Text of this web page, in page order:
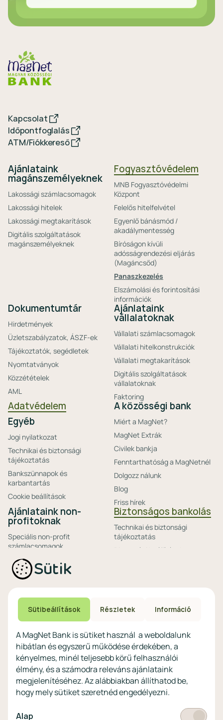
Kapcsolat
Időpontfoglalás
ATM/Fiókkereső
Ajánlataink
magánszemélyeknek
Lakossági számlacsomagok
Lakossági hitelek
Lakossági megtakarítások
Digitális szolgáltatások
magánszemélyeknek
Fogyasztóvédelem
MNB Fogyasztóvédelmi
Központ
Felelős hitelfelvétel
Egyenlő bánásmód /
akadálymentesség
Bíróságon kívüli
adósságrendezési eljárás
(Magáncsőd)
Panaszkezelés
Elszámolási és forintosítási
információk
Dokumentumtár
Hirdetmények
Üzletszabályzatok, ÁSZF-ek
Tájékoztatók, segédletek
Nyomtatványok
Közzétételek
AML
Ajánlataink
vállalatoknak
Vállalati számlacsomagok
Vállalati hitelkonstrukciók
Vállalati megtakarítások
Digitális szolgáltatások
vállalatoknak
Faktoring
Adatvédelem
Egyéb
Jogi nyilatkozat
Technikai és biztonsági
tájékoztatás
Bankszünnapok és
karbantartás
Cookie beállítások
A közösségi bank
Miért a MagNet?
MagNet Extrák
Civilek bankja
Fenntarthatóság a MagNetnél
Dolgozz nálunk
Blog
Friss hírek
Ajánlataink non-
profitoknak
Speciális non-profit
számlacsomagok
Megtakarítások non-
profitoknak
Digitális szolgáltatások non-
profitoknak
Biztonságos bankolás
Technikai és biztonsági
tájékoztatás
Biztonsági beállítások
kibercsalásokkal
Látogasson el a KiberPajzs
honlapra!
választó
Sütik
Sütibeállítások Részletek Információ
A MagNet Bank is sütiket használ a weboldalunk
hibátlan és egyszerű működése érdekében, a
kényelmes, minél teljesebb körű felhasználói
élmény, és a számodra releváns ajánlataink
megjelenítéséhez. Az alábbiakban állíthatod be,
hogy mely sütiket szeretnéd engedélyezni.
Alap Kötelező